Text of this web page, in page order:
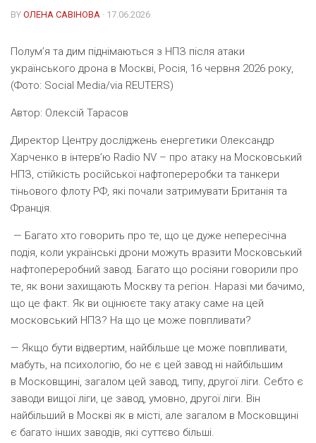
BY ОЛЕНА САВІНОВА · 17.06.2026
Полум’я та дим піднімаються з НПЗ після атаки
українського дрона в Москві, Росія, 16 червня 2026 року,
(Фото: Social Media/via REUTERS)
Автор: Олексій Тарасов
Директор Центру досліджень енергетики Олександр
Харченко в інтерв’ю Radio NV – про атаку на Московський
НПЗ, стійкість російської нафтопереробки та танкери
тіньового флоту РФ, які почали затримувати Британія та
Франція.
— Багато хто говорить про те, що це дуже непересічна
подія, коли українські дрони можуть вразити Московський
нафтопереробний завод. Багато що росіяни говорили про
те, як вони захищають Москву та регіон. Наразі ми бачимо,
що це факт. Як ви оцінюєте таку атаку саме на цей
московський НПЗ? На що це може повпливати?
— Якщо бути відвертим, найбільше це може повпливати,
мабуть, на психологію, бо не є цей завод ні найбільшим
в Московщині, загалом цей завод, типу, другої ліги. Себто є
заводи вищої ліги, це завод, умовно, другої ліги. Він
найбільший в Москві як в місті, але загалом в Московщині
є багато інших заводів, які суттєво більші.